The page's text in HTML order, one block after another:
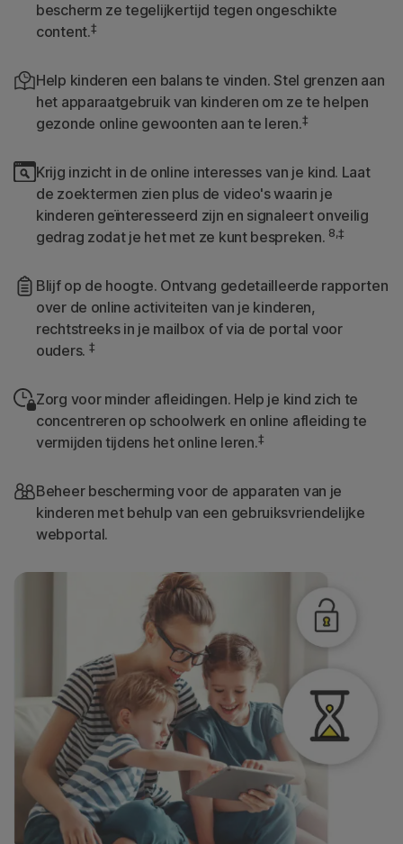
bescherm ze tegelijkertijd tegen ongeschikte
content.‡
Help kinderen een balans te vinden. Stel grenzen aan
het apparaatgebruik van kinderen om ze te helpen
gezonde online gewoonten aan te leren.‡
Krijg inzicht in de online interesses van je kind. Laat
de zoektermen zien plus de video's waarin je
kinderen geïnteresseerd zijn en signaleert onveilig
gedrag zodat je het met ze kunt bespreken. 8,‡
Blijf op de hoogte. Ontvang gedetailleerde rapporten
over de online activiteiten van je kinderen,
rechtstreeks in je mailbox of via de portal voor
ouders. ‡
Zorg voor minder afleidingen. Help je kind zich te
concentreren op schoolwerk en online afleiding te
vermijden tijdens het online leren.‡
Beheer bescherming voor de apparaten van je
kinderen met behulp van een gebruiksvriendelijke
webportal.